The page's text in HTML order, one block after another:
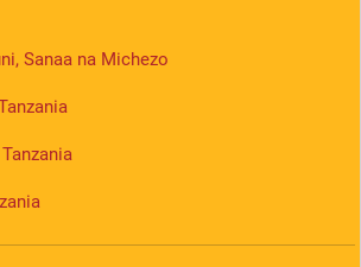
Sanaa na Michezo